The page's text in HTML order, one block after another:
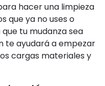
hacer una limpieza
que ya no uses o
tu mudanza sea
te ayudará a empezar
cargas materiales y